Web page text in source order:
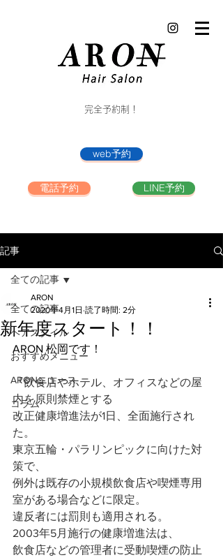
完全予約制！
web予約
電話予約 LINE予約
記事
全ての記事
ヘアスタイル
おすすめメニュー
ARONニュース
コラム
全ての記事
新年度スタート！！
ARON
2020年4月1日 読了時間: 2分
ARON 松岡です！
『飲食店やホテル、オフィスなどの屋
内を原則禁煙とする
改正健康増進法が1日、全面施行され
た。
東京五輪・パラリンピックに向けた対
策で、
例外は既存の小規模飲食店や喫煙専用
室がある場合などに限定。
違反者には罰則も適用される。
2003年5月施行の健康増進法は、
飲食店などの管理者に受動喫煙の防止